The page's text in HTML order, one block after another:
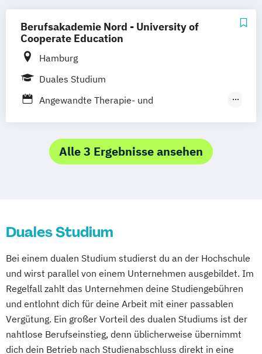
Hebammenwissenschaft
Interdisziplinäre Gesundheitsversorgung
und Management
Pflege Public Health
Sozial- und Gesundheitsmanagement
Berufsakademie Nord - University of
Cooperate Education
Hamburg
Duales Studium
Angewandte Therapie- und
Sozial- und Gesundheitspädagogik
Alle 3 Ergebnisse ansehen
Duales Studium
Bei einem dualen Studium studierst du an der Hochschule
und wirst parallel von einem Unternehmen ausgebildet. Im
Regelfall zahlt das Unternehmen deine Studiengebühren
und entlohnt dich für deine Arbeit mit einer passablen
Vergütung. Ein großer Vorteil des dualen Studiums ist der
nahtlose Berufseinstieg, denn üblicherweise übernimmt
dich dein Betrieb nach Studienabschluss direkt in eine